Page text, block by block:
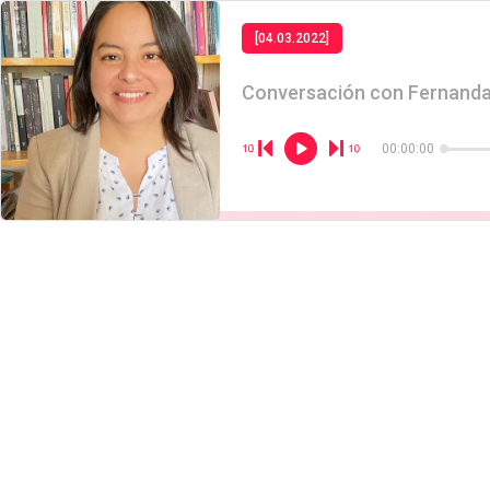
[04.03.2022]
Conversación con
00:00:00